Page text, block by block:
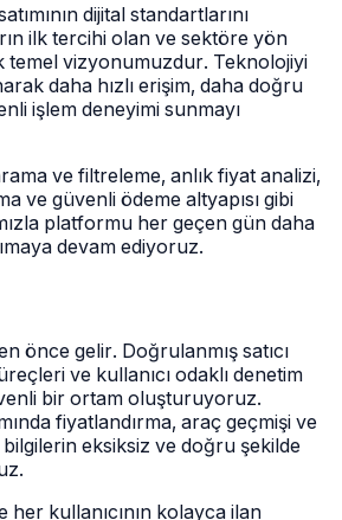
dijital standartlarını
ilk tercihi olan ve sektöre yön
vizyonumuzdur. Teknolojiyi
daha hızlı erişim, daha doğru
işlem deneyimi sunmayı
ve filtreleme, anlık fiyat analizi,
ve güvenli ödeme altyapısı gibi
platformu her geçen gün daha
devam ediyoruz.
önce gelir. Doğrulanmış satıcı
ve kullanıcı odaklı denetim
bir ortam oluşturuyoruz.
fiyatlandırma, araç geçmişi ve
eksiksiz ve doğru şekilde
her kullanıcının kolayca ilan